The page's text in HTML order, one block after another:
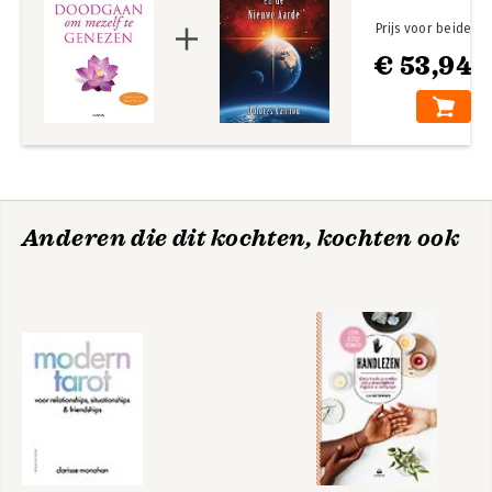
€ 53,94
Prijs voor beide
Anderen die dit kochten, kochten ook